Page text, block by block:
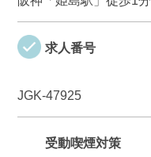
求人番号
JGK-47925
受動喫煙対策